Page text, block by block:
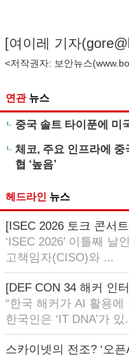
[여이레 기자(
<저작권자: 보안뉴스(
연관 뉴스
중국 솔트 타이푼에 미
체코, 주요 인프라에 중
협 ‘높음’
헤드라인 뉴스
[ISEC 2026 토크 콘서
‘ISEC 2026’ 이틀째 날
고책임자(CISO)와 ...
[DEF CON 34 해커 인
“한국 해커가 AI 활용
한국인은 ‘IT DNA’가 있
스카이넷의 전조? ‘오